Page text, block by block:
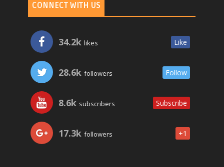
CONNECT WITH US
34.2k likes Like
28.6k followers Follow
8.6k subscribers Subscribe
17.3k followers +1